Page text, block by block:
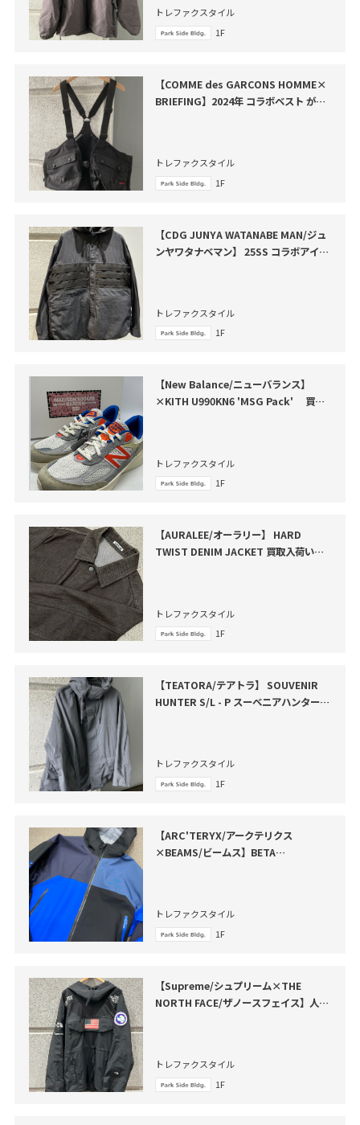
トレファクスタイル
1F
【COMME des GARCONS HOMME×
BRIEFING】2024年 コラボベスト が買
トレファクスタイル
1F
【CDG JUNYA WATANABE MAN/ジュ
ンヤワタナベマン】 25SS コラボアイテ
トレファクスタイル
1F
【New Balance/ニューバランス】
×KITH U990KN6 'MSG Pack' 買取
トレファクスタイル
1F
【AURALEE/オーラリー】 HARD
TWIST DENIM JACKET 買取入荷いた
トレファクスタイル
1F
【TEATORA/テアトラ】 SOUVENIR
HUNTER S/L - P スーベニアハンター
トレファクスタイル
1F
【ARC'TERYX/アークテリクス
×BEAMS/ビームス】BETA
トレファクスタイル
1F
【Supreme/シュプリーム×THE
NORTH FACE/ザノースフェイス】人気
トレファクスタイル
1F